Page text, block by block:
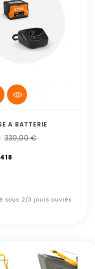
A BATTERIE
339,00 €
sous 2/3 jours ouvrés